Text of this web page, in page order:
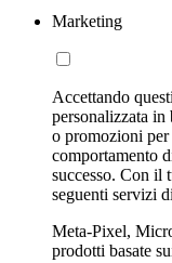
Marketing
Accettando
personalizzata in
o promozioni
comportamento
successo. Con il
seguenti servizi
Meta-Pixel,
prodotti basate